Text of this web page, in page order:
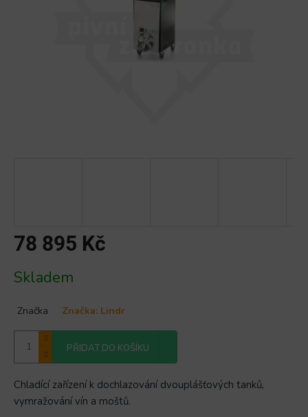
78 895 Kč
cena:
Skladem
Značka Značka: Lindr
PŘIDAT DO KOŠÍKU
Chladící zařízení k dochlazování dvouplášťových tanků,
vymražování vín a moštů.